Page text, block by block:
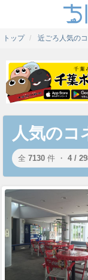
トップ 近ごろ人気の
人気のコ
全 7130 件 ・ 4 /